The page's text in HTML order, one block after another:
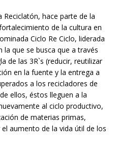
hace parte de la
de la cultura en
Ciclo Re Ciclo, liderada
que se busca que a través
de las 3R`s (reducir, reutilizar
en la fuente y la entrega a
a los recicladores de
ellos, éstos lleguen a la
al ciclo productivo,
de materias primas,
aumento de la vida útil de los